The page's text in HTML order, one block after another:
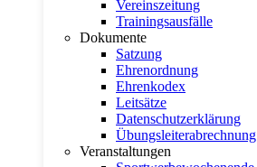
Vereinszeitung
Trainingsausfälle
Dokumente
Satzung
Ehrenordnung
Ehrenkodex
Leitsätze
Datenschutzerklärung
Übungsleiterabrechnung
Veranstaltungen